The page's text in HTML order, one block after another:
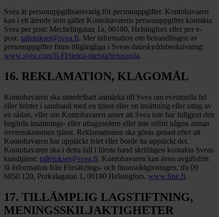
Svea är personuppgiftsansvarig för personuppgifter. Kontohavaren
kan i ett ärende som gäller Kontohavarens personuppgifter kontakta
Svea per post: Mechelingatan 1a, 00180, Helsingfors eller per e-
post: talletukset@svea.fi. Mer information om behandlingen av
personuppgifter finns tillgängliga i Sveas dataskyddsbeskrivning:
www.svea.com/fi-FI/tietoa-meista/tietosuoja.
16. REKLAMATION, KLAGOMÅL
Kontohavaren ska omedelbart anmärka till Svea om eventuella fel
eller brister i samband med en tjänst eller en insättning eller uttag av
en sådan, eller om Kontohavaren anser att Svea inte har fullgjort den
begärda insättnings- eller uttagsordern eller inte utfört någon annan
överenskommen tjänst. Reklamationen ska göras genast efter att
Kontohavaren har upptäckt felet eller borde ha upptäckt det.
Kontohavaren ska i detta fall i första hand skriftligen kontakta Sveas
kundtjänst: talletukset@svea.fi. Kontohavaren kan även avgiftsfritt
få information från Försäkrings- och finansrådgivningen, tfn 09
6850 120, Porkalagatan 1, 00180 Helsingfors, www.fine.fi.
17. TILLÄMPLIG LAGSTIFTNING,
MENINGSSKILJAKTIGHETER